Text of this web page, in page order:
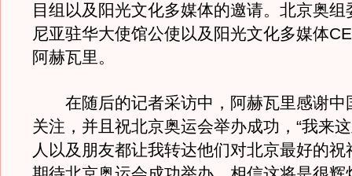
目组以及阳光文化多媒体的邀请。北京奥组
尼亚驻华大使馆公使以及阳光文化多媒体
阿赫瓦里。
在随后的记者采访中，阿赫瓦里感谢中
关注，并且祝北京奥运会举办成功，“我来
人以及朋友都让我转达他们对北京最好的祝